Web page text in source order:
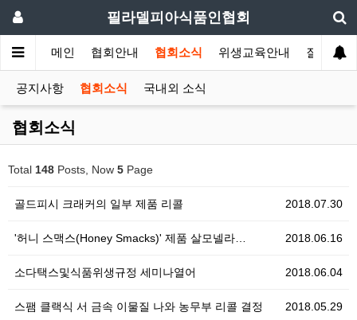
필라델피아식품인협회
메인 협회안내 협회소식 위생교육안내 질의답변
공지사항 협회소식 국내외 소식
협회소식
Total 148 Posts, Now 5 Page
2018.07.30
골드피시 크래커의 일부 제품 리콜
2018.06.16
'허니 스맥스(Honey Smacks)' 제품 살모넬라…
2018.06.04
소다택스및식품위생규정 세미나열어
2018.05.29
스팸 클랙식 서 금속 이물질 나와 농무부 리콜 결정